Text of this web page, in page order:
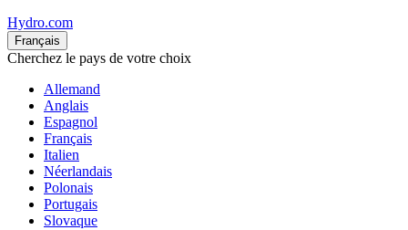
Hydro.com
Français
Cherchez le pays de votre choix
Allemand
Anglais
Espagnol
Français
Italien
Néerlandais
Polonais
Portugais
Slovaque